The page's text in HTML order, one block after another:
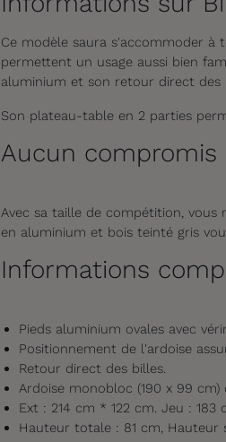
Ce modèle saura s'accommoder à
permettent un usage aussi bien
aluminium et son retour direct des
Son plateau-table en 2 parties
Aucun compromis
Avec sa taille de compétition,
en aluminium et bois teinté gris
Informations
Pieds aluminium ovales avec
Positionnement de l'ardoise
Retour direct des billes.
Ardoise monobloc (190 x 99 cm)
Ext : 214 cm * 122 cm. Jeu : 183
Hauteur totale : 81 cm, Hauteur